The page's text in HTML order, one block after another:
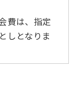
費は、指定
しとなりま